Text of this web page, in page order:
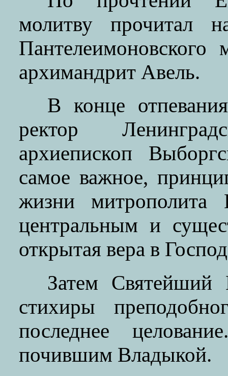
молитву прочитал
архимандрит Авель.
В конце
ректор
архиепископ
самое важное,
жизни
центральным и
открытая вера в
Затем Святейший
стихиры
последнее
почившим Владыкой.